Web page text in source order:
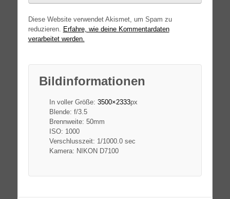
Diese Website verwendet Akismet, um Spam zu
reduzieren.
Erfahre, wie deine Kommentardaten
verarbeitet werden.
Bildinformationen
In voller Größe: 3500×2333px
Blende: f/3.5
Brennweite: 50mm
ISO: 1000
Verschlusszeit: 1/1000.0 sec
Kamera: NIKON D7100